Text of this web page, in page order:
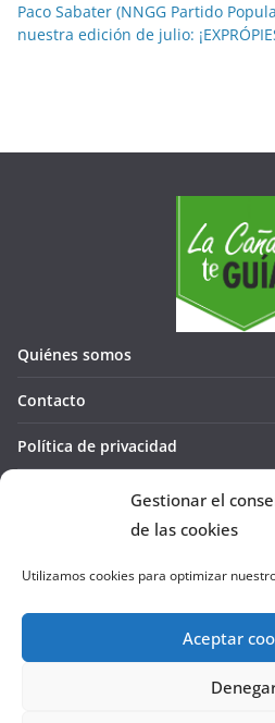
Gestionar el
de las cookies
Utilizamos cookies para optimizar
Aceptar
Paco Sabater (NNGG Partido
nuestra edición de julio:
Quiénes somos
Contacto
Política de privacidad
Política de cookies (UE)
La Cañada te